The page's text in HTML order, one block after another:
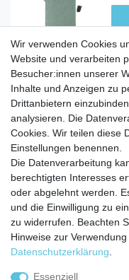
Wir verwenden Cookies
Website und verarbeiten
Besucher:innen unserer
Inhalte und Anzeigen zu
Drittanbietern
analysieren. Die
Cookies. Wir teilen diese
Einstellungen benennen.
Die Datenverarbeitung
berechtigten Interesses
oder abgelehnt werden.
und die Einwilligung zu
zu widerrufen. Beachten
Hinweise zur
Daten­schutz­erklärung
Essenziell
Service
Zahlungarten
Versandkosten
Kostenloser
E-MAIL **
Newsletter
Honig
Einwilligung kann ich jederzeit